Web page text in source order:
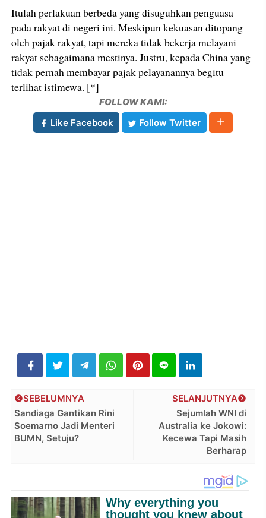
Itulah perlakuan berbeda yang disuguhkan penguasa
pada rakyat di negeri ini. Meskipun kekuasan ditopang
oleh pajak rakyat, tapi mereka tidak bekerja melayani
rakyat sebagaimana mestinya. Justru, kepada China yang
tidak pernah membayar pajak pelayanannya begitu
terlihat istimewa. [*]
FOLLOW KAMI:
Like Facebook
Follow Twitter
SELANJUTNYA
Sejumlah WNI di
Australia ke Jokowi:
Kecewa Tapi Masih
Berharap
SEBELUMNYA
Sandiaga Gantikan Rini
Soemarno Jadi Menteri
BUMN, Setuju?